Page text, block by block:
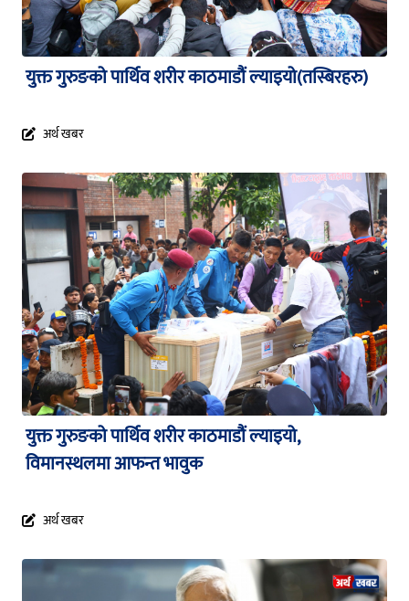
युक्त गुरुङको पार्थिव शरीर काठमाडौं ल्याइयो(तस्बिरहरु)
अर्थ खबर
युक्त गुरुङको पार्थिव शरीर काठमाडौं ल्याइयो,
विमानस्थलमा आफन्त भावुक
अर्थ खबर